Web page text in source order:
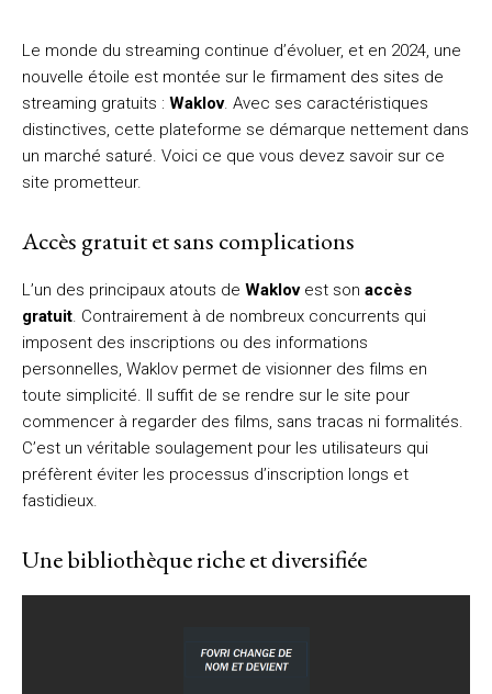
Le monde du streaming continue d’évoluer, et en 2024, une
nouvelle étoile est montée sur le firmament des sites de
streaming gratuits : Waklov. Avec ses caractéristiques
distinctives, cette plateforme se démarque nettement dans
un marché saturé. Voici ce que vous devez savoir sur ce
site prometteur.
Accès gratuit et sans complications
L’un des principaux atouts de Waklovest son accès
gratuit. Contrairement à de nombreux concurrents qui
imposent des inscriptions ou des informations
personnelles, Waklov permet de visionner des films en
toute simplicité. Il suffit de se rendre sur le site pour
commencer à regarder des films, sans tracas ni formalités.
C’est un véritable soulagement pour les utilisateurs qui
préfèrent éviter les processus d’inscription longs et
fastidieux.
Une bibliothèque riche et diversifiée